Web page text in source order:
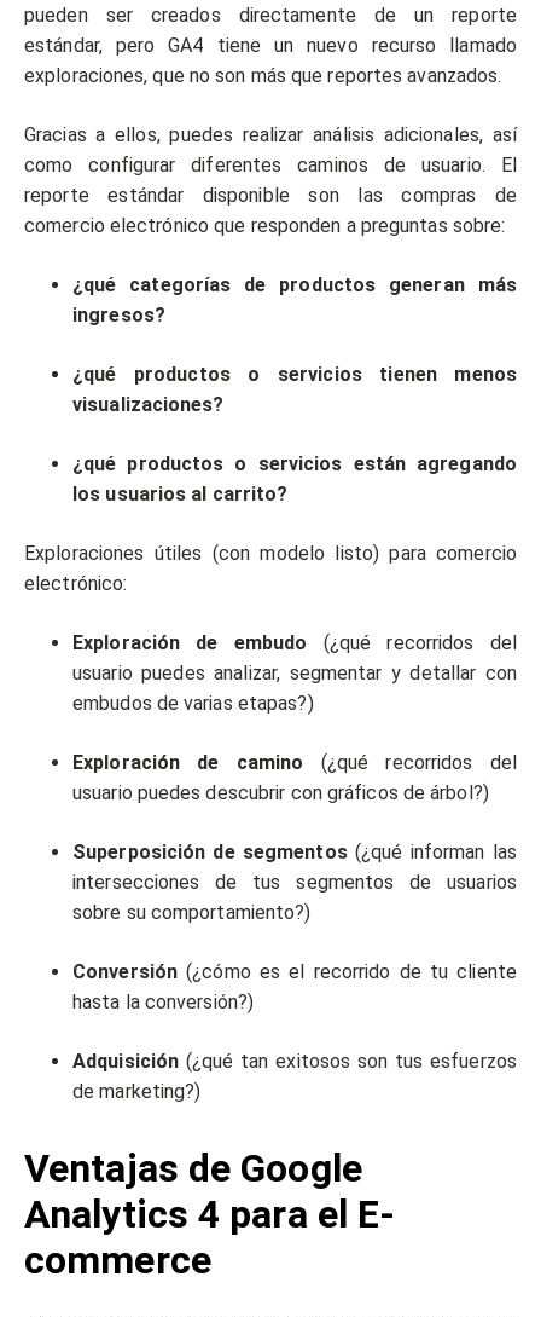
pueden ser creados directamente de un reporte
estándar, pero GA4 tiene un nuevo recurso llamado
exploraciones, que no son más que reportes avanzados.
Gracias a ellos, puedes realizar análisis adicionales, así
como configurar diferentes caminos de usuario. El
reporte estándar disponible son las compras de
comercio electrónico que responden a preguntas sobre:
¿qué categorías de productos generan más
ingresos?
¿qué productos o servicios tienen menos
visualizaciones?
¿qué productos o servicios están agregando
los usuarios al carrito?
Exploraciones útiles (con modelo listo) para comercio
electrónico:
Exploración de embudo (¿qué recorridos del
usuario puedes analizar, segmentar y detallar con
embudos de varias etapas?)
Exploración de camino (¿qué recorridos del
usuario puedes descubrir con gráficos de árbol?)
Superposición de segmentos(¿qué informan las
intersecciones de tus segmentos de usuarios
sobre su comportamiento?)
Conversión (¿cómo es el recorrido de tu cliente
hasta la conversión?)
Adquisición (¿qué tan exitosos son tus esfuerzos
de marketing?)
Ventajas de Google
Analytics 4 para el E-
commerce